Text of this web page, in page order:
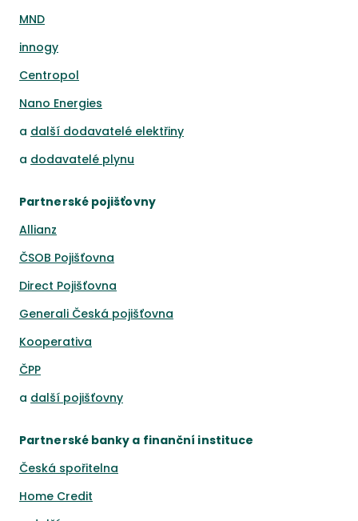
MND
innogy
Centropol
Nano Energies
a další dodavatelé elektřiny
a dodavatelé plynu
Partnerské pojišťovny
Allianz
ČSOB Pojišťovna
Direct Pojišťovna
Generali Česká pojišťovna
Kooperativa
ČPP
a další pojišťovny
Partnerské banky a finanční instituce
Česká spořitelna
Home Credit